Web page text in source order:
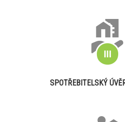
SPOTŘEBITELSKÝ